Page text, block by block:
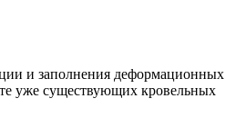
и заполнения деформационных
уже существующих кровельных